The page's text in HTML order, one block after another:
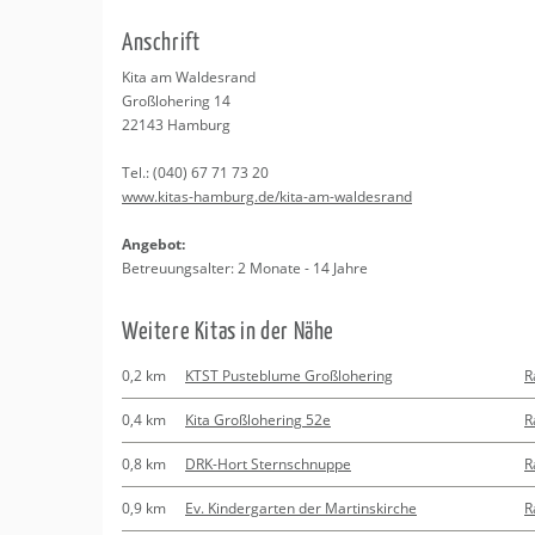
Beratung
Kurse
Regionale Tipps
An­schrift
Kita am Wal­des­rand
Gro­ßlo­he­ring 14
22143 Ham­burg
Tel.:(040) 67 71 73 20
www.​kitas-​hamburg.​de/​kita-​am-​waldesrand
An­ge­bot:
Be­treu­ungs­al­ter: 2 Mo­na­te - 14 Jahre
Wei­te­re Kitas in der Nähe
0,2 km KTST Pusteblume Großlohering
0,4 km Kita Großlohering 52e
0,8 km DRK-Hort Sternschnuppe
0,9 km Ev. Kindergarten der Martinskirche